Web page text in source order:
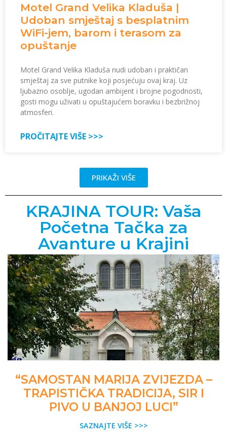
Motel Grand Velika Kladuša |
Udoban smještaj s besplatnim
WiFi-jem, barom i terasom za
opuštanje
Motel Grand Velika Kladuša nudi udoban i praktičan
smještaj za sve putnike koji posjećuju ovaj kraj. Uz
ljubazno osoblje, ugodan ambijent i brojne pogodnosti,
gosti mogu uživati u opuštajućem boravku i bezbrižnoj
atmosferi.
PROČITAJTE VIŠE >>>
PRIKAŽI VIŠE
KRAJINA TOUR: Vaša
Početna Tačka za
Avanture u Krajini
“SAMOSTAN MARIJA ZVIJEZDA –
TRAPISTIČKA TRADICIJA, SIR I
PIVO U BANJOJ LUCI”
SAZNAJTE VIŠE >>>